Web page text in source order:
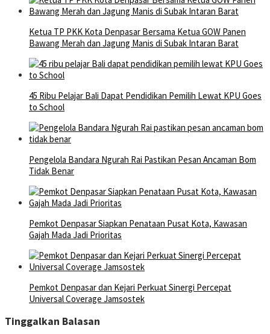
Ketua TP PKK Kota Denpasar Bersama Ketua GOW Panen
Bawang Merah dan Jagung Manis di Subak Intaran Barat
45 Ribu Pelajar Bali Dapat Pendidikan Pemilih Lewat KPU Goes
to School
Pengelola Bandara Ngurah Rai Pastikan Pesan Ancaman Bom
Tidak Benar
Pemkot Denpasar Siapkan Penataan Pusat Kota, Kawasan
Gajah Mada Jadi Prioritas
Pemkot Denpasar dan Kejari Perkuat Sinergi Percepat
Universal Coverage Jamsostek
Tinggalkan Balasan